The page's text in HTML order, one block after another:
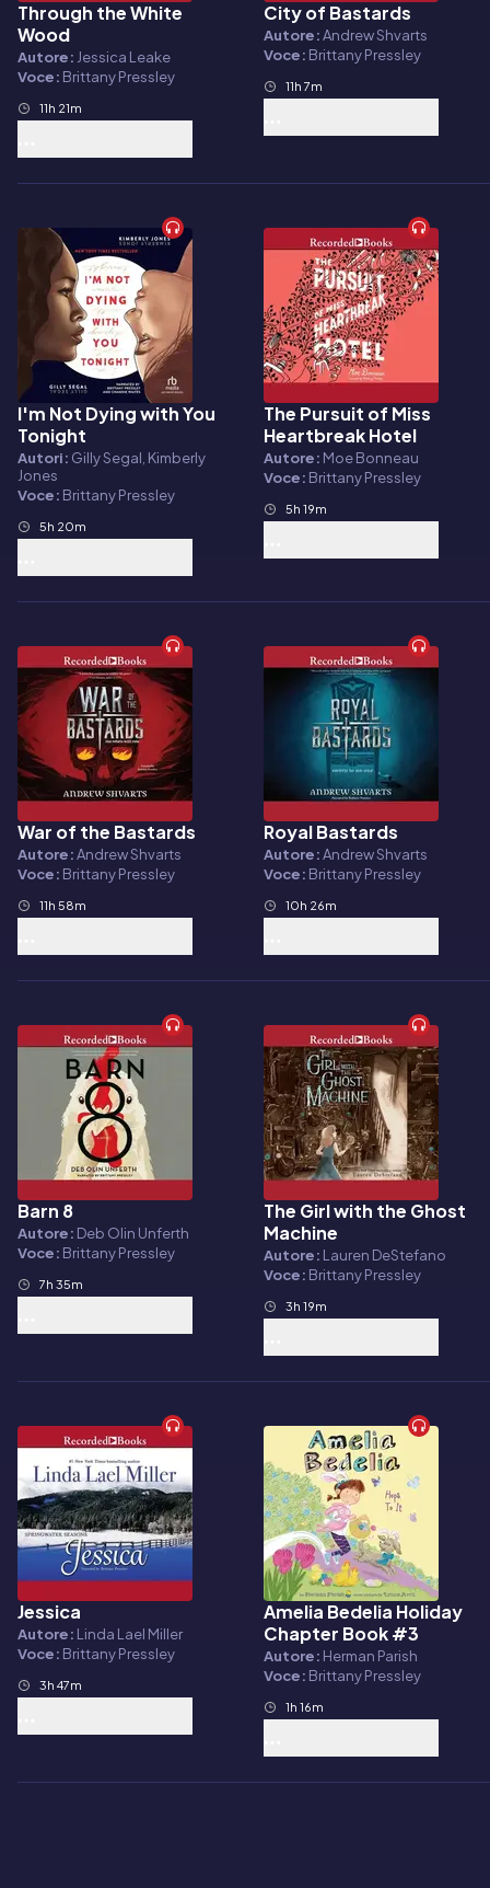
Audiolibro
Through the White
Wood
Autore: Jessica Leake
Voce: Brittany Pressley
11h 21m
Audiolibro
City of Bastards
Autore:Andrew Shvarts
Voce: Brittany Pressley
11h 7m
Audiolibro
I'm Not Dying with You
Tonight
Autori: Gilly Segal, Kimberly
Jones
Voce: Brittany Pressley
5h 20m
Audiolibro
The Pursuit of Miss
Heartbreak Hotel
Autore: Moe Bonneau
Voce: Brittany Pressley
5h 19m
Audiolibro
War of the Bastards
Autore:Andrew Shvarts
Voce: Brittany Pressley
11h 58m
Audiolibro
Royal Bastards
Autore:Andrew Shvarts
Voce: Brittany Pressley
10h 26m
Audiolibro
Barn 8
Autore: Deb Olin Unferth
Voce: Brittany Pressley
7h 35m
Audiolibro
The Girl with the Ghost
Machine
Autore: Lauren DeStefano
Voce: Brittany Pressley
3h 19m
Audiolibro
Jessica
Autore: Linda Lael Miller
Voce: Brittany Pressley
3h 47m
Audiolibro
Amelia Bedelia Holiday
Chapter Book #3
Autore: Herman Parish
Voce: Brittany Pressley
1h 16m